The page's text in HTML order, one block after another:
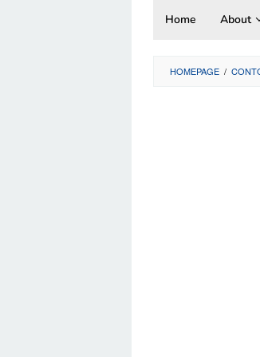
Home About
HOMEPAGE /